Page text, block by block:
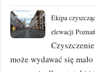
październik 2017
wrzesień 2017
sierpień 2017
Ekipa
elewacji
może wydawać się